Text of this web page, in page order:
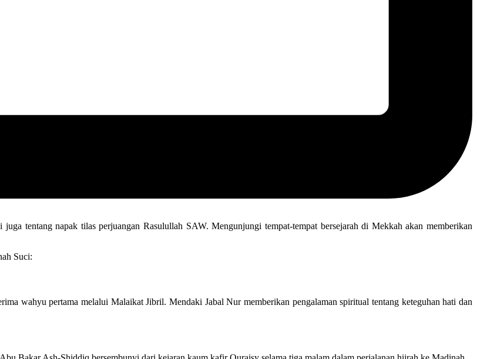
tentang napak tilas perjuangan Rasulullah SAW. Mengunjungi tempat-tempat bersejarah di Mekkah akan memberikan
Suci:
wahyu pertama melalui Malaikat Jibril. Mendaki Jabal Nur memberikan pengalaman spiritual tentang keteguhan hati dan